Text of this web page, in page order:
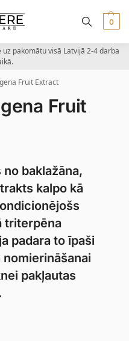
0
uz pakomātu visā Latvijā 2-4 darba
Fruit Extract
Fruit
baklažāna,
kalpo kā
triterpēna
padara to īpaši
pakļautas